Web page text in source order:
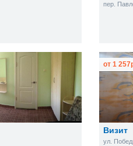
пер.
Визит
ул.
от 1 257